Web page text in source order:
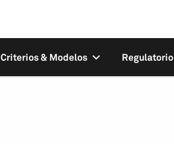
Criterios & Modelos Regulatorio